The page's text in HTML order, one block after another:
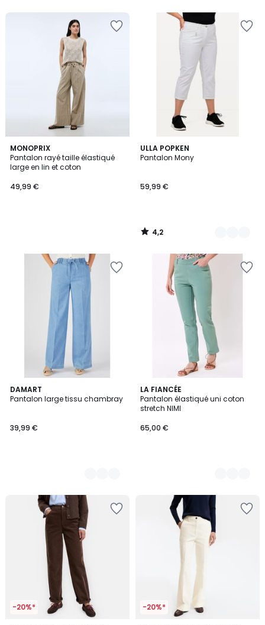
MONOPRIX
Pantalon rayé taille élastiqué
large en lin et coton
49,99 €
ULLA POPKEN
Pantalon Mony
59,99 €
4,2
/ 5
4
Couleurs
4,2
/
DAMART
Pantalon large tissu chambray
39,99 €
2
Couleurs
LA FIANCÉE
Pantalon élastiqué uni coton
stretch NIMI
65,00 €
4
Couleurs
-20%* -20%*